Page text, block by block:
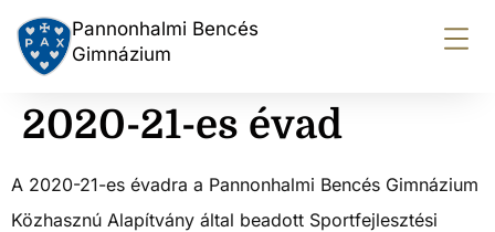
Pannonhalmi Bencés
Gimnázium
2020-21-es évad
A 2020-21-es évadra a Pannonhalmi Bencés Gimnázium
Közhasznú Alapítvány által beadott Sportfejlesztési